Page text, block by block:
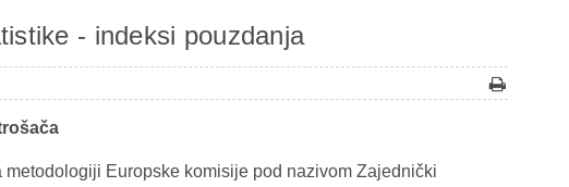
- indeksi pouzdanja
Europske komisije pod nazivom Zajednički